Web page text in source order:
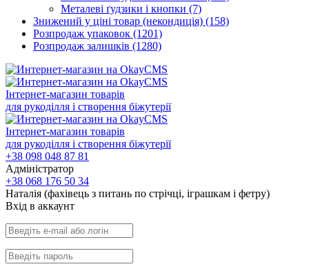
Металеві ґудзики і кнопки (7)
Знижений у ціні товар (некондиція) (158)
Розпродаж упаковок (1201)
Розпродаж залишків (1280)
Інтернет-магазин товарів
для рукоділля і створення біжутерії
Інтернет-магазин товарів
для рукоділля і створення біжутерії
+38 098 048 87 81
Адміністратор
+38 068 176 50 34
Наталія (фахівець з питань по стрічці, іграшкам і фетру)
Вхiд в аккаунт